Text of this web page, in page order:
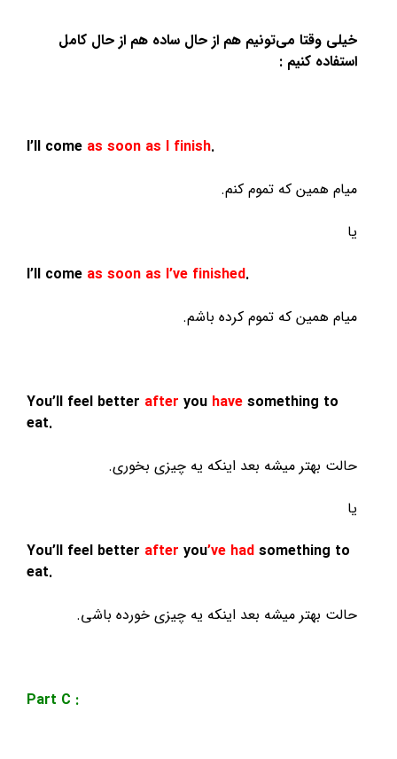
خیلی وقتا می‌تونیم هم از حال ساده هم از حال کامل
استفاده کنیم :
I’ll come as soon as I finish.
میام همین که تموم کنم.
یا
I’ll come as soon as I’ve finished.
میام همین که تموم کرده باشم.
You’ll feel better after you have something to
eat.
حالت بهتر میشه بعد اینکه یه چیزی بخوری.
یا
You’ll feel better after you’ve had something to
eat.
حالت بهتر میشه بعد اینکه یه چیزی خورده باشی.
Part C :